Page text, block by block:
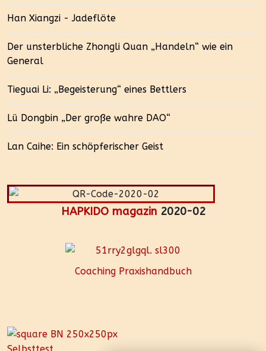
Han Xiangzi - Jadeflöte
Der unsterbliche Zhongli Quan „Handeln“ wie ein
General
Tieguai Li: „Begeisterung“ eines Bettlers
Lü Dongbin „Der große wahre DAO“
Lan Caihe: Ein schöpferischer Geist
HAPKIDO magazin2020-02
Coaching Praxishandbuch